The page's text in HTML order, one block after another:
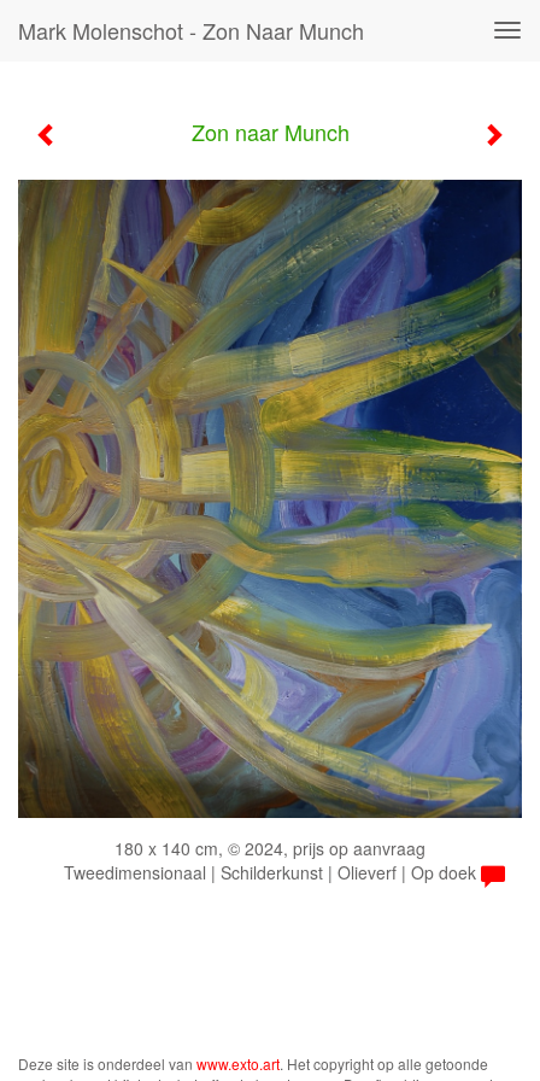
Mark Molenschot - Zon Naar Munch
Zon naar Munch
180 x 140 cm, © 2024, prijs op aanvraag
Tweedimensionaal | Schilderkunst | Olieverf | Op doek
Deze site is onderdeel van www.exto.art. Het copyright op alle getoonde